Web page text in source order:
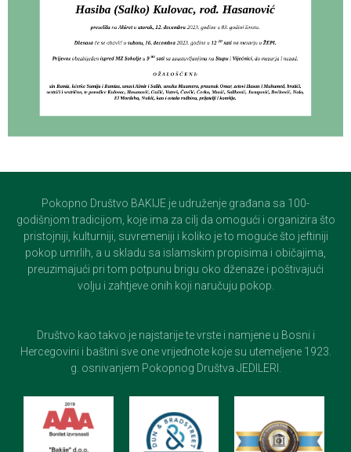
Pokopno Društvo BAKIJE je udruženje građana sa 100-
godišnjom tradicijom, koje ima za cilj da omogući i organizira što
pristojniji, kulturniji, suvremeniji i koliko je to moguće što jeftiniji
pokop umrlih, a u skladu sa islamskim propisima i običajima,
preuzimajući pri tom potpunu brigu oko dženaze i poštivajući
volju i zahtjeve onih koji naručuju pokop.
Društvo kao takvo je najstarije te vrste i namjene u Bosni i
Hercegovini i baštini sve one vrijednote koje su utemeljene 1923.
g. osnivanjem Pokopnog Društva JEDILERI.